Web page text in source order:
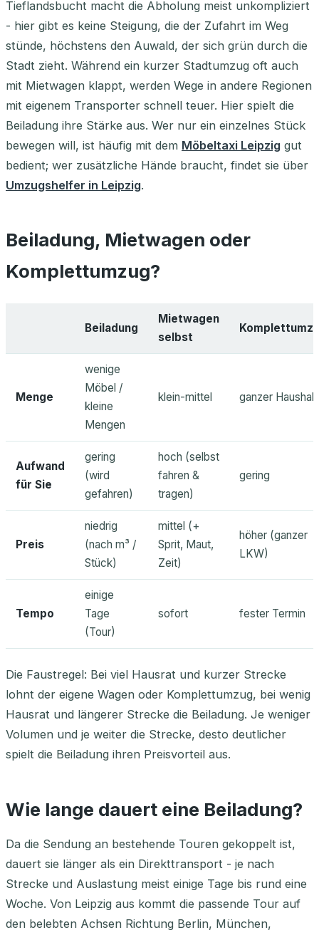
Tieflandsbucht macht die Abholung meist unkompliziert
- hier gibt es keine Steigung, die der Zufahrt im Weg
stünde, höchstens den Auwald, der sich grün durch die
Stadt zieht. Während ein kurzer Stadtumzug oft auch
mit Mietwagen klappt, werden Wege in andere Regionen
mit eigenem Transporter schnell teuer. Hier spielt die
Beiladung ihre Stärke aus. Wer nur ein einzelnes Stück
bewegen will, ist häufig mit dem Möbeltaxi Leipzig gut
bedient; wer zusätzliche Hände braucht, findet sie über
Umzugshelfer in Leipzig.
Beiladung, Mietwagen oder
Komplettumzug?
Beiladung
Mietwagen
selbst
Menge
wenige
Möbel /
kleine
Mengen
klein-mittel ganzer Haushalt
Aufwand
für Sie
gering
(wird
gefahren)
hoch (selbst
fahren &
tragen)
gering
Preis
niedrig
(nach m³ /
Stück)
mittel (+
Sprit, Maut,
Zeit)
höher (ganzer
LKW)
Tempo
einige
Tage
(Tour)
sofort fester Termin
Die Faustregel: Bei viel Hausrat und kurzer Strecke
lohnt der eigene Wagen oder Komplettumzug, bei wenig
Hausrat und längerer Strecke die Beiladung. Je weniger
Volumen und je weiter die Strecke, desto deutlicher
spielt die Beiladung ihren Preisvorteil aus.
Wie lange dauert eine Beiladung?
Da die Sendung an bestehende Touren gekoppelt ist,
dauert sie länger als ein Direkttransport - je nach
Strecke und Auslastung meist einige Tage bis rund eine
Woche. Von Leipzig aus kommt die passende Tour auf
den belebten Achsen Richtung Berlin, München,